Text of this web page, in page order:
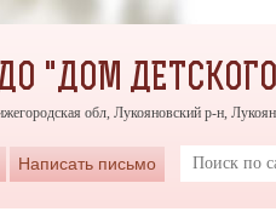
"ДОМ
обл, Лукояновский р-н,
Написать письмо